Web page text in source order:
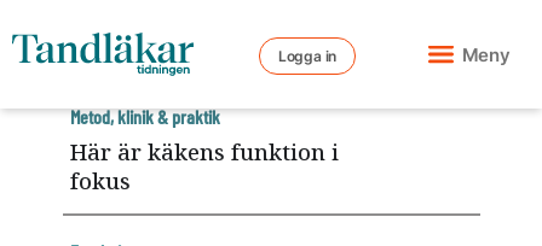
Logga in Meny
Här är käkens funktion i
fokus
Metod, klinik & praktik